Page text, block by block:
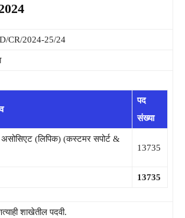
CR/2024-25/24
पद
संख्या
असोसिएट (लिपिक) (कस्टमर सपोर्ट &
13735
13735
शाखेतील पदवी.